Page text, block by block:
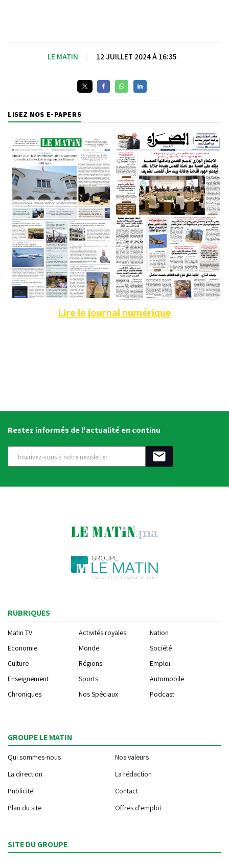
LE MATIN 12 JUILLET 2024 À 16:35
LISEZ NOS E-PAPERS
Lire le journal numérique
Restez informés de l'actualité en continu
RUBRIQUES
Matin TV Activités royales
Nation
Economie
Monde
Société
Culture
Régions
Emploi
Enseignement
Sports
Automobile
Chroniques
Nos Spéciaux Podcast
GROUPE LE MATIN
Qui sommes-nous
Nos valeurs
La direction
La rédaction
Publicité
Contact
Plan du site
Offres d'emploi
SITE DU GROUPE